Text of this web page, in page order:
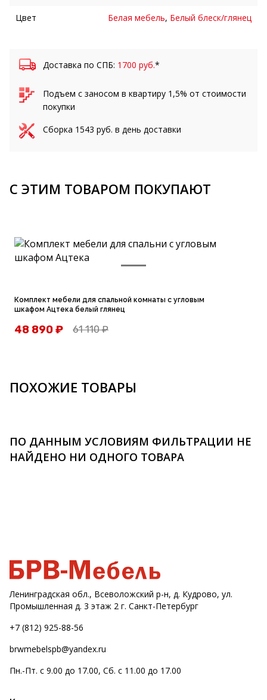
Цвет Белая мебель, Белый блеск/глянец
Доставка по СПБ: 1700 руб.*
Подъем с заносом в квартиру 1,5% от стоимости
покупки
Сборка 1543 руб. в день доставки
С ЭТИМ ТОВАРОМ ПОКУПАЮТ
Комплект мебели для спальной комнаты с угловым
шкафом Ацтека белый глянец
61 110₽
48 890₽
ПОХОЖИЕ ТОВАРЫ
ПО ДАННЫМ УСЛОВИЯМ ФИЛЬТРАЦИИ НЕ
НАЙДЕНО НИ ОДНОГО ТОВАРА
Ленинградская обл., Всеволожский р-н, д. Кудрово, ул.
Промышленная д. 3 этаж 2 г. Санкт-Петербург
+7 (812) 925-88-56
brwmebelspb@yandex.ru
Пн.-Пт. с 9.00 до 17.00, Сб. с 11.00 до 17.00